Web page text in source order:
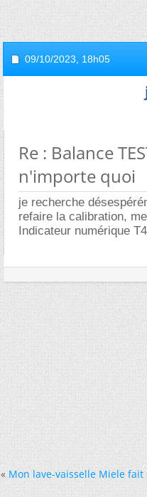
09/10/2023, 18h05
Re : Balance
n'importe quoi
je recherche
refaire la calibration,
Indicateur numérique
« Mon lave-vaisselle Miele